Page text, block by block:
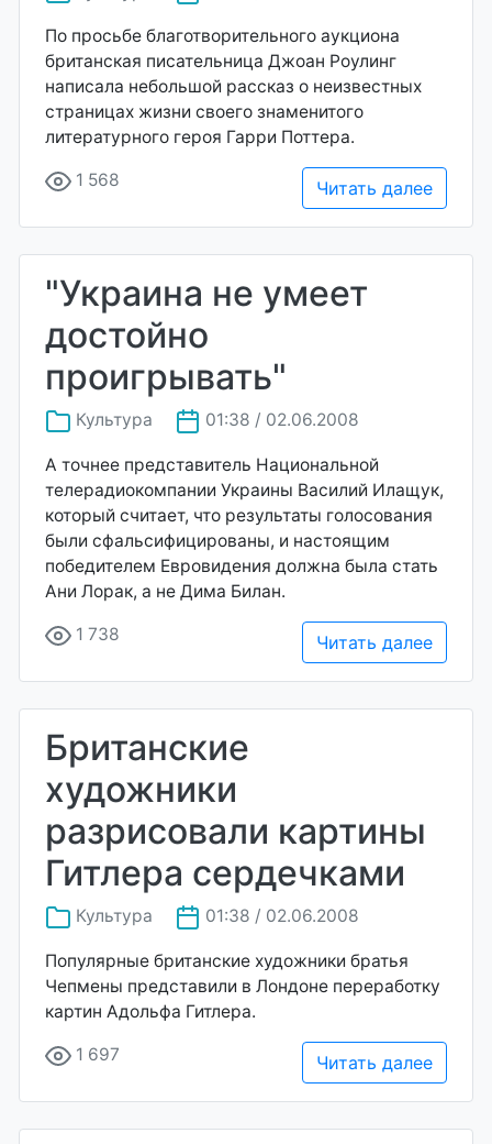
По просьбе благотворительного аукциона
британская писательница Джоан Роулинг
написала небольшой рассказ о неизвестных
страницах жизни своего знаменитого
литературного героя Гарри Поттера.
1 568 Читать далее
"Украина не умеет
достойно
проигрывать"
Культура 01:38 / 02.06.2008
А точнее представитель Национальной
телерадиокомпании Украины Василий Илащук,
который считает, что результаты голосования
были сфальсифицированы, и настоящим
победителем Евровидения должна была стать
Ани Лорак, а не Дима Билан.
1 738 Читать далее
Британские
художники
разрисовали картины
Гитлера сердечками
Культура 01:38 / 02.06.2008
Популярные британские художники братья
Чепмены представили в Лондоне переработку
картин Адольфа Гитлера.
1 697 Читать далее